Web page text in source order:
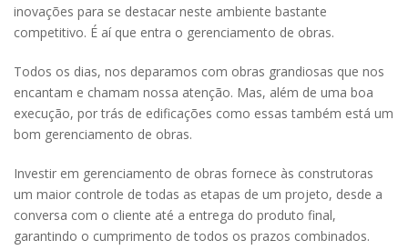
inovações para se destacar neste ambiente bastante
competitivo. É aí que entra o gerenciamento de obras.
Todos os dias, nos deparamos com obras grandiosas que nos
encantam e chamam nossa atenção. Mas, além de uma boa
execução, por trás de edificações como essas também está um
bom gerenciamento de obras.
Investir em gerenciamento de obras fornece às construtoras
um maior controle de todas as etapas de um projeto, desde a
conversa com o cliente até a entrega do produto final,
garantindo o cumprimento de todos os prazos combinados.